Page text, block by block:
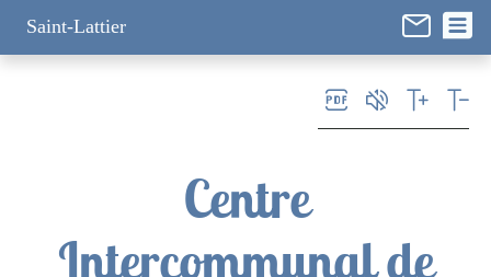
Saint-Lattier
Centre
Intercommunal de